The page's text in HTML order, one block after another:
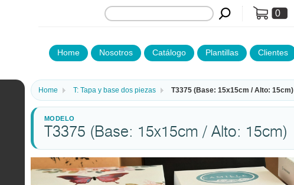
0
Home Nosotros Catálogo Plantillas Clientes
Home T: Tapa y base dos piezas T3375 (Base: 15x15cm / Alto: 15cm)
T3375 (Base: 15x15cm / Alto: 15cm)